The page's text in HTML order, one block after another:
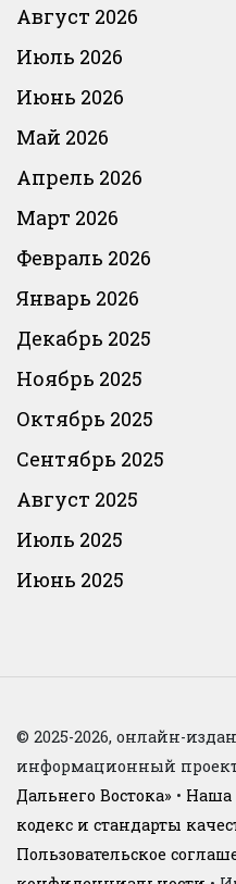
Август 2026
Июль 2026
Июнь 2026
Май 2026
Апрель 2026
Март 2026
Февраль 2026
Январь 2026
Декабрь 2025
Ноябрь 2025
Октябрь 2025
Сентябрь 2025
Август 2025
Июль 2025
Июнь 2025
© 2025-2026, онлайн-
информационный
Дальнего Востока» • Наша
кодекс и стандарты
Пользовательское